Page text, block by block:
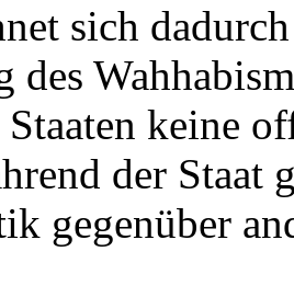
sich
des
Staaten keine
der Staat
gegenüber